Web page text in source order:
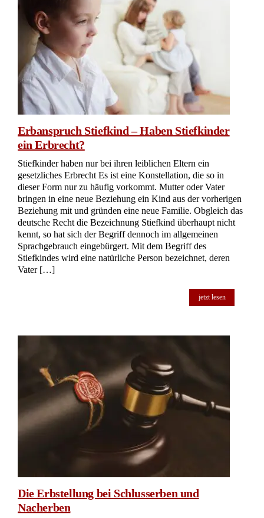
Erbanspruch Stiefkind – Haben Stiefkinder
ein Erbrecht?
Stiefkinder haben nur bei ihren leiblichen Eltern ein
gesetzliches Erbrecht Es ist eine Konstellation, die so in
dieser Form nur zu häufig vorkommt. Mutter oder Vater
bringen in eine neue Beziehung ein Kind aus der vorherigen
Beziehung mit und gründen eine neue Familie. Obgleich das
deutsche Recht die Bezeichnung Stiefkind überhaupt nicht
kennt, so hat sich der Begriff dennoch im allgemeinen
Sprachgebrauch eingebürgert. Mit dem Begriff des
Stiefkindes wird eine natürliche Person bezeichnet, deren
Vater […]
jetzt lesen
Die Erbstellung bei Schlusserben und
Nacherben